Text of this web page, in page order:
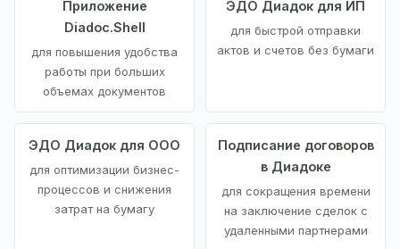
Приложение
Diadoc.Shell
для повышения удобства
работы при больших
объемах документов
ЭДО Диадок для ИП
для быстрой отправки
актов и счетов без бумаги
ЭДО Диадок для ООО
для оптимизации бизнес-
процессов и снижения
затрат на бумагу
Подписание договоров
в Диадоке
для сокращения времени
на заключение сделок с
удаленными партнерами